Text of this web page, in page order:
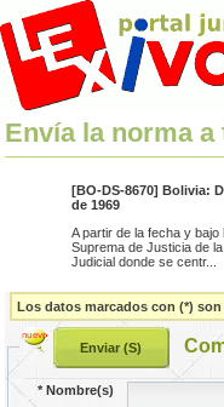
Envía la norma
[BO-DS-8670] Bolivia:
de 1969
A partir de la fecha y
Suprema de Justicia de
Judicial donde se centr...
Los datos marcados con (*)
*Nombre(s)